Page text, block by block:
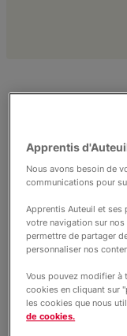
Actualités
La
structurer des
des objectifs de
l’Individualisation
L’alternance
modularisation et
Pourquoi ?
Depuis la
Apprentis
Nous avons besoin de
communications pour
Apprentis Auteuil et
votre navigation sur
permettre de partager
personnaliser nos
Vous pouvez modifier à
cookies en cliquant sur
les cookies que nous
de cookies.